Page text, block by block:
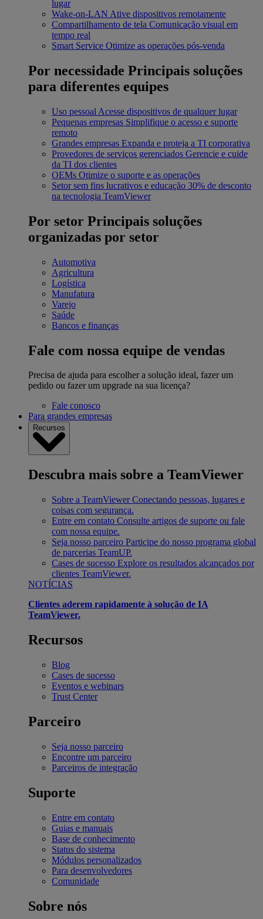
lugar
Wake-on-LAN Ative dispositivos remotamente
Compartilhamento de tela Comunicação visual em
tempo real
Smart Service Otimize as operações pós-venda
Por necessidade Principais soluções
para diferentes equipes
Uso pessoal Acesse dispositivos de qualquer lugar
Pequenas empresas Simplifique o acesso e suporte
remoto
Grandes empresas Expanda e proteja a TI corporativa
Provedores de serviços gerenciados Gerencie e cuide
da TI dos clientes
OEMs Otimize o suporte e as operações
Setor sem fins lucrativos e educação 30% de desconto
na tecnologia TeamViewer
Por setor Principais soluções
organizadas por setor
Automotiva
Agricultura
Logística
Manufatura
Varejo
Saúde
Bancos e finanças
Fale com nossa equipe de vendas
Precisa de ajuda para escolher a solução ideal, fazer um
pedido ou fazer um upgrade na sua licença?
Fale conosco
Para grandes empresas
Recursos
Descubra mais sobre a TeamViewer
Sobre a TeamViewer Conectando pessoas, lugares e
coisas com segurança.
Entre em contato Consulte artigos de suporte ou fale
com nossa equipe.
Seja nosso parceiro Participe do nosso programa global
de parcerias TeamUP.
Cases de sucesso Explore os resultados alcançados por
clientes TeamViewer.
NOTÍCIAS
Clientes aderem rapidamente à solução de IA
TeamViewer.
Recursos
Blog
Cases de sucesso
Eventos e webinars
Trust Center
Parceiro
Seja nosso parceiro
Encontre um parceiro
Parceiros de integração
Suporte
Entre em contato
Guias e manuais
Base de conhecimento
Status do sistema
Módulos personalizados
Para desenvolvedores
Comunidade
Sobre nós